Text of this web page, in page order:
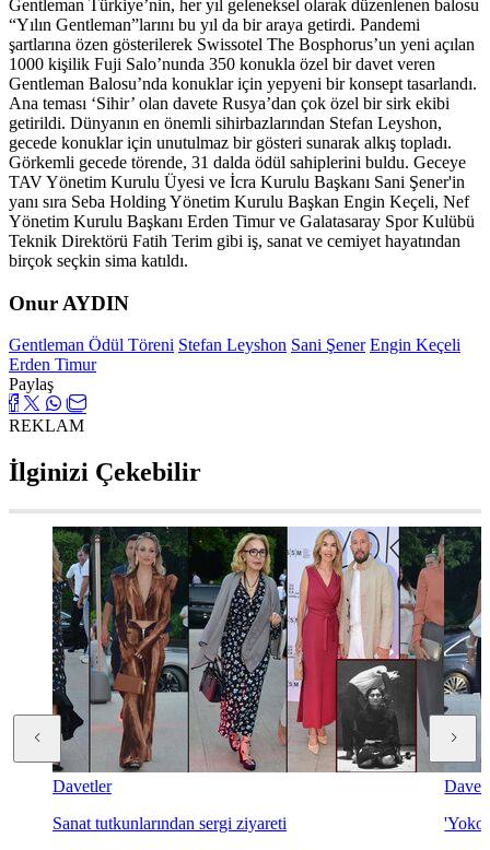
Gentleman Türkiye’nin, her yıl geleneksel olarak düzenlenen balosu
“Yılın Gentleman”larını bu yıl da bir araya getirdi. Pandemi
şartlarına özen gösterilerek Swissotel The Bosphorus’un yeni açılan
1000 kişilik Fuji Salo’nunda 350 konukla özel bir davet veren
Gentleman Balosu’nda konuklar için yepyeni bir konsept tasarlandı.
Ana teması ‘Sihir’ olan davete Rusya’dan çok özel bir sirk ekibi
getirildi. Dünyanın en önemli sihirbazlarından Stefan Leyshon,
gecede konuklar için unutulmaz bir gösteri sunarak alkış topladı.
Görkemli gecede törende, 31 dalda ödül sahiplerini buldu. Geceye
TAV Yönetim Kurulu Üyesi ve İcra Kurulu Başkanı Sani Şener'in
yanı sıra Seba Holding Yönetim Kurulu Başkan Engin Keçeli, Nef
Yönetim Kurulu Başkanı Erden Timur ve Galatasaray Spor Kulübü
Teknik Direktörü Fatih Terim gibi iş, sanat ve cemiyet hayatından
birçok seçkin sima katıldı.
Onur AYDIN
Gentleman Ödül Töreni Stefan Leyshon Sani Şener Engin Keçeli
Erden Timur
Paylaş
REKLAM
İlginizi Çekebilir
Davetler
Sanat tutkunlarından sergi ziyareti
'Yoko